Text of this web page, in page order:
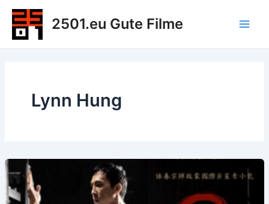
Zum
Inhalt
springen
2501.eu Gute Filme
Lynn Hung